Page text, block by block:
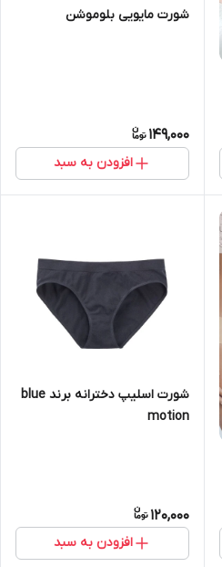
شورت مایویی بلوموشن
149,000
افزودن به سبد
شورت اسلیپ دخترانه برند blue
motion
120,000
افزودن به سبد